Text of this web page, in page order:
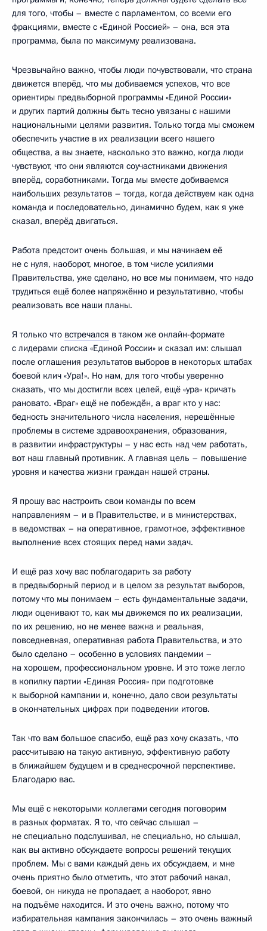
для того, чтобы – вместе с парламентом, со всеми его
фракциями, вместе с «Единой Россией» – она, вся эта
программа, была по максимуму реализована.
Чрезвычайно важно, чтобы люди почувствовали, что страна
движется вперёд, что мы добиваемся успехов, что все
ориентиры предвыборной программы «Единой России»
и других партий должны быть тесно увязаны с нашими
национальными целями развития. Только тогда мы сможем
обеспечить участие в их реализации всего нашего
общества, а вы знаете, насколько это важно, когда люди
чувствуют, что они являются соучастниками движения
вперёд, соработниками. Тогда мы вместе добиваемся
наибольших результатов – тогда, когда действуем как одна
команда и последовательно, динамично будем, как я уже
сказал, вперёд двигаться.
Работа предстоит очень большая, и мы начинаем её
не с нуля, наоборот, многое, в том числе усилиями
Правительства, уже сделано, но все мы понимаем, что надо
трудиться ещё более напряжённо и результативно, чтобы
реализовать все наши планы.
Я только что встречался в таком же онлайн-формате
с лидерами списка «Единой России» и сказал им: слышал
после оглашения результатов выборов в некоторых штабах
боевой клич «Ура!». Но нам, для того чтобы уверенно
сказать, что мы достигли всех целей, ещё «ура» кричать
рановато. «Враг» ещё не побеждён, а враг кто у нас:
бедность значительного числа населения, нерешённые
проблемы в системе здравоохранения, образования,
в развитии инфраструктуры – у нас есть над чем работать,
вот наш главный противник. А главная цель – повышение
уровня и качества жизни граждан нашей страны.
Я прошу вас настроить свои команды по всем
направлениям – и в Правительстве, и в министерствах,
в ведомствах – на оперативное, грамотное, эффективное
выполнение всех стоящих перед нами задач.
И ещё раз хочу вас поблагодарить за работу
в предвыборный период и в целом за результат выборов,
потому что мы понимаем – есть фундаментальные задачи,
люди оценивают то, как мы движемся по их реализации,
по их решению, но не менее важна и реальная,
повседневная, оперативная работа Правительства, и это
было сделано – особенно в условиях пандемии –
на хорошем, профессиональном уровне. И это тоже легло
в копилку партии «Единая Россия» при подготовке
к выборной кампании и, конечно, дало свои результаты
в окончательных цифрах при подведении итогов.
Так что вам большое спасибо, ещё раз хочу сказать, что
рассчитываю на такую активную, эффективную работу
в ближайшем будущем и в среднесрочной перспективе.
Благодарю вас.
Мы ещё с некоторыми коллегами сегодня поговорим
в разных форматах. Я то, что сейчас слышал –
не специально подслушивал, не специально, но слышал,
как вы активно обсуждаете вопросы решений текущих
проблем. Мы с вами каждый день их обсуждаем, и мне
очень приятно было отметить, что этот рабочий накал,
боевой, он никуда не пропадает, а наоборот, явно
на подъёме находится. И это очень важно, потому что
избирательная кампания закончилась – это очень важный